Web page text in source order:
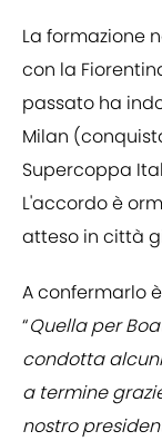
La formazione
con la
passato ha
Milan
Supercoppa
L'accordo è
atteso in città
A confermarlo
“Quella per
condotta
a termine
nostro